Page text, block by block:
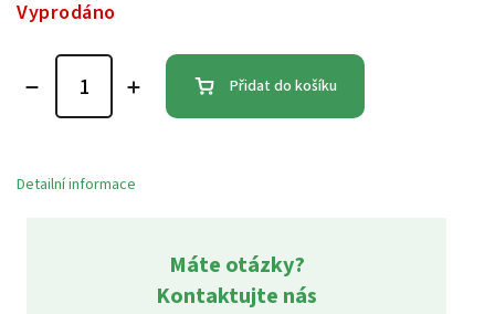
Vyprodáno
Přidat do košíku
Detailní informace
Máte otázky?
Kontaktujte nás